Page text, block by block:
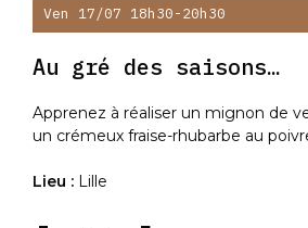
Ven 17/07 18h30-20h30
Au gré des saisons…
Apprenez à réaliser un mignon de
un crémeux fraise-rhubarbe au
Lieu : Lille